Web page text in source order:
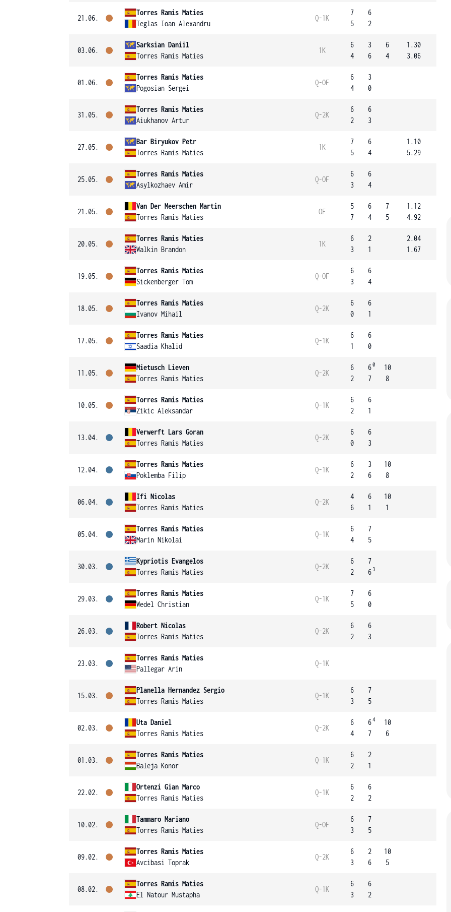
21.06.
Torres Ramis Maties
Teglas Ioan Alexandru
Q-1K
7
5
6
2
03.06.
Sarksian Daniil
Torres Ramis Maties
1K
6
4
3
6
6
4
1.30
3.06
01.06.
Torres Ramis Maties
Pogosian Sergei
Q-OF
6
4
3
0
31.05.
Torres Ramis Maties
Aiukhanov Artur
Q-2K
6
2
6
3
27.05.
Bar Biryukov Petr
Torres Ramis Maties
1K
7
5
6
4
1.10
5.29
25.05.
Torres Ramis Maties
Asylkozhaev Amir
Q-OF
6
3
6
4
21.05.
Van Der Meerschen Martin
Torres Ramis Maties
OF
5
7
6
4
7
5
1.12
4.92
20.05.
Torres Ramis Maties
Walkin Brandon
1K
6
3
2
1
2.04
1.67
19.05.
Torres Ramis Maties
Sickenberger Tom
Q-OF
6
3
6
4
18.05.
Torres Ramis Maties
Ivanov Mihail
Q-2K
6
0
6
1
17.05.
Torres Ramis Maties
Saadia Khalid
Q-1K
6
1
6
0
11.05.
Mietusch Lieven
Torres Ramis Maties
Q-2K
6
2
60
7
10
8
10.05.
Torres Ramis Maties
Zikic Aleksandar
Q-1K
6
2
6
1
13.04.
Verwerft Lars Goran
Torres Ramis Maties
Q-2K
6
0
6
3
12.04.
Torres Ramis Maties
Poklemba Filip
Q-1K
6
2
3
6
10
8
06.04.
Ifi Nicolas
Torres Ramis Maties
Q-2K
4
6
6
1
10
1
05.04.
Torres Ramis Maties
Marin Nikolai
Q-1K
6
4
7
5
30.03.
Kypriotis Evangelos
Torres Ramis Maties
Q-2K
6
2
7
6 3
29.03.
Torres Ramis Maties
Wedel Christian
Q-1K
7
5
6
0
26.03.
Robert Nicolas
Torres Ramis Maties
Q-2K
6
2
6
3
23.03.
Torres Ramis Maties
Pallegar Arin
Q-1K
15.03.
Planella Hernandez Sergio
Torres Ramis Maties
Q-1K
6
3
7
5
02.03.
Uta Daniel
Torres Ramis Maties
Q-2K
6
4
64
7
10
6
01.03.
Torres Ramis Maties
Baleja Konor
Q-1K
6
2
2
1
22.02.
Ortenzi Gian Marco
Torres Ramis Maties
Q-1K
6
2
6
2
10.02.
Tammaro Mariano
Torres Ramis Maties
Q-OF
6
3
7
5
09.02.
Torres Ramis Maties
Avcibasi Toprak
Q-2K
6
3
2
6
10
5
08.02.
Torres Ramis Maties
El Natour Mustapha
Q-1K
6
3
6
2